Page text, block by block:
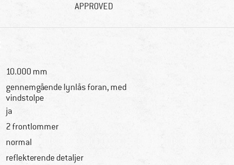
APPROVED
10.000 mm
gennemgående lynlås foran, med
vindstolpe
ja
2 frontlommer
normal
reflekterende detaljer